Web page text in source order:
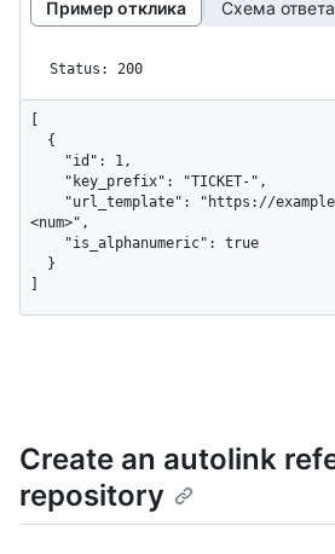
Пример отклика Схема ответа
Status: 200
<num>",
Create an autolink
repository